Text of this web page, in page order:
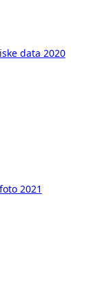
data 2020
2021